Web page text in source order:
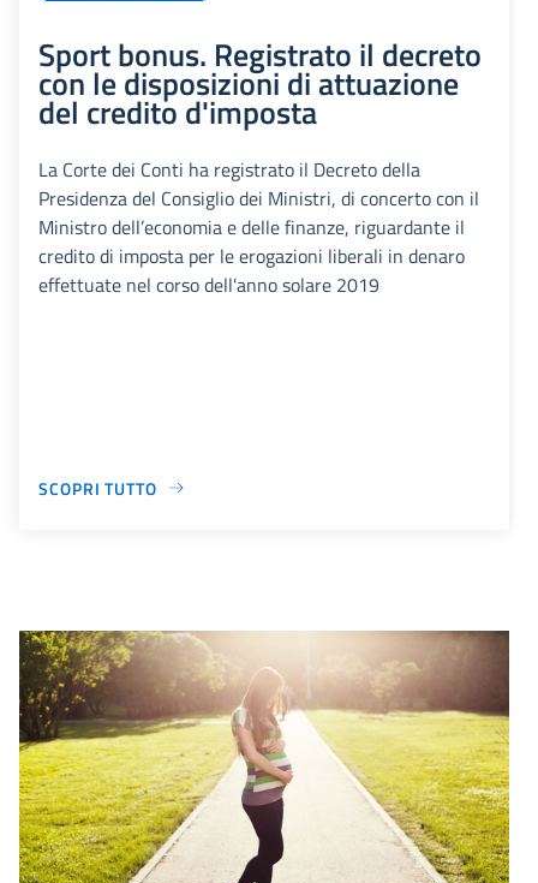
Sport bonus. Registrato il decreto
con le disposizioni di attuazione
del credito d'imposta
La Corte dei Conti ha registrato il Decreto della
Presidenza del Consiglio dei Ministri, di concerto con il
Ministro dell’economia e delle finanze, riguardante il
credito di imposta per le erogazioni liberali in denaro
effettuate nel corso dell'anno solare 2019
SCOPRI TUTTO